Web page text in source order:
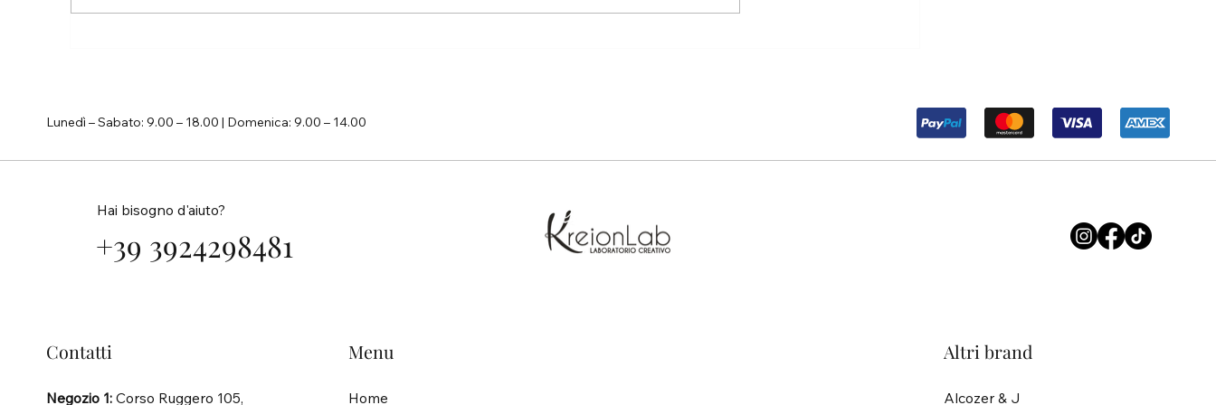
Contatti
Negozio 1: Corso Ruggero 105,
Menu
Home
Altri brand
Alcozer & J
Hai bisogno d'aiuto?
+39 3924298481
Lunedì – Sabato: 9.00 – 18.00 | Domenica: 9.00 – 14.00